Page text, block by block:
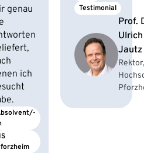
Testimonial
Prof.
Ulrich
Jautz
Rektor,
genau
ich